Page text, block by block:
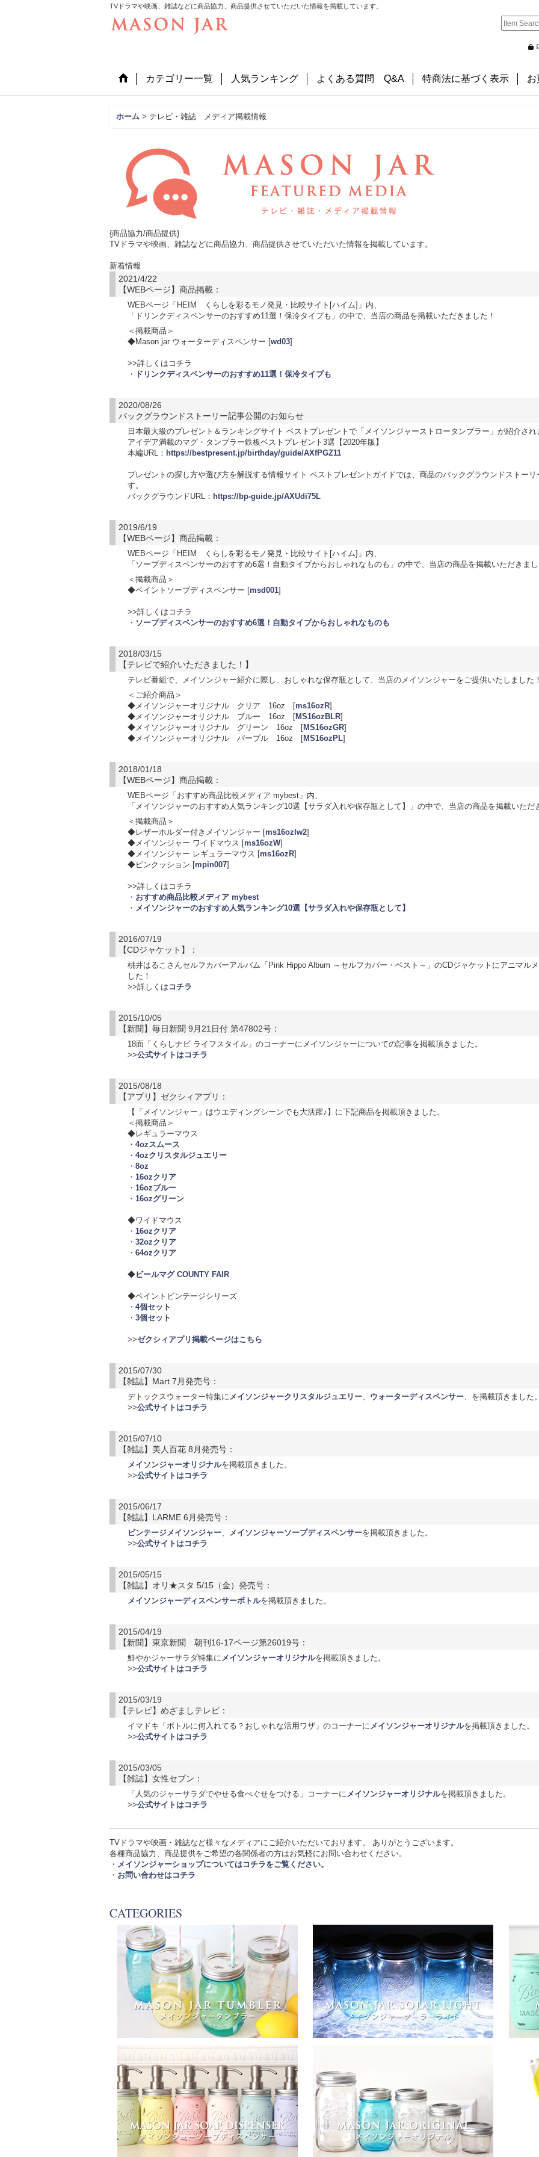
TVドラマや映画、雑誌などに商品協力、商品提供させていただいた情報を掲載しています。
カテゴリー一覧 人気ランキング よくある質問 Q&A 特商法に基づく表示 お
ホーム > テレビ・雑誌 メディア掲載情報
{商品協力/商品提供}
TVドラマや映画、雑誌などに商品協力、商品提供させていただいた情報を掲載しています。
新着情報
2021/4/22
【WEBページ】商品掲載：
WEBページ「HEIM くらしを彩るモノ発見・比較サイト[ハイム]」内、
「ドリンクディスペンサーのおすすめ11選！保冷タイプも」の中で、当店の商品を掲載いただきました！
＜掲載商品＞
◆Mason jar ウォーターディスペンサー [wd03]
>>詳しくはコチラ
・
ドリンクディスペンサーのおすすめ11選！保冷タイプも
2020/08/26
バックグラウンドストーリー記事公開のお知らせ
日本最大級のプレゼント＆ランキングサイト ベストプレゼントで「メイソンジャーストロータンブラー」が紹介され
アイデア満載のマグ・タンブラー鉄板ベストプレゼント3選【2020年版】
本編URL： https://bestpresent.jp/birthday/guide/AXfPGZ11
プレゼントの探し方や選び方を解説する情報サイト ベストプレゼントガイドでは、商品のバックグラウンドストー
す。
バックグラウンドURL： https://bp-guide.jp/AXUdi75L
2019/6/19
【WEBページ】商品掲載：
WEBページ「HEIM くらしを彩るモノ発見・比較サイト[ハイム]」内、
「ソープディスペンサーのおすすめ6選！自動タイプからおしゃれなものも」の中で、当店の商品を掲載いただきま
＜掲載商品＞
◆ペイントソープディスペンサー [msd001]
>>詳しくはコチラ
・ ソープディスペンサーのおすすめ6選！自動タイプからおしゃれなものも
2018/03/15
【テレビで紹介いただきました！】
テレビ番組で、メイソンジャー紹介に際し、おしゃれな保存瓶として、当店のメイソンジャーをご提供いたしました
＜ご紹介商品＞
◆メイソンジャーオリジナル クリア 16oz [ms16ozR]
◆メイソンジャーオリジナル ブルー 16oz [MS16ozBLR]
◆メイソンジャーオリジナル グリーン 16oz [MS16ozGR]
◆メイソンジャーオリジナル パープル 16oz [MS16ozPL]
2018/01/18
【WEBページ】商品掲載：
WEBページ「おすすめ商品比較メディア mybest」内、
「メイソンジャーのおすすめ人気ランキング10選【サラダ入れや保存瓶として】」の中で、当店の商品を掲載いただ
＜掲載商品＞
◆レザーホルダー付きメイソンジャー [ms16ozlw2]
◆メイソンジャー ワイドマウス [ms16ozW]
◆メイソンジャー レギュラーマウス [ms16ozR]
◆ピンクッション [mpin007]
>>詳しくはコチラ
・ おすすめ商品比較メディア mybest
・ メイソンジャーのおすすめ人気ランキング10選【サラダ入れや保存瓶として】
2016/07/19
【CDジャケット】：
桃井はるこさんセルフカバーアルバム「Pink Hippo Album ～セルフカバー・ベスト～」のCDジャケットにアニマル
した！
>>詳しくは コチラ
2015/10/05
【新聞】毎日新聞 9月21日付 第47802号：
18面「くらしナビ ライフスタイル」のコーナーにメイソンジャーについての記事を掲載頂きました。
>>公式サイトはコチラ
2015/08/18
【アプリ】ゼクシィアプリ：
【「メイソンジャー」はウエディングシーンでも大活躍♪】に下記商品を掲載頂きました。
＜掲載商品＞
◆レギュラーマウス
・ 4ozスムース
・ 4ozクリスタルジュエリー
・ 8oz
・ 16ozクリア
・ 16ozブルー
・ 16ozグリーン
◆ワイドマウス
・ 16ozクリア
・ 32ozクリア
・ 64ozクリア
◆ビールマグ COUNTY FAIR
◆ペイントビンテージシリーズ
・ 4個セット
・ 3個セット
>>ゼクシィアプリ掲載ページはこちら
2015/07/30
【雑誌】Mart 7月発売号：
デトックスウォーター特集にメイソンジャークリスタルジュエリー、 ウォーターディスペンサー、を掲載頂きました
>>公式サイトはコチラ
2015/07/10
【雑誌】美人百花 8月発売号：
メイソンジャーオリジナルを掲載頂きました。
>>公式サイトはコチラ
2015/06/17
【雑誌】LARME 6月発売号：
ビンテージメイソンジャー、 メイソンジャーソープディスペンサーを掲載頂きました。
>>公式サイトはコチラ
2015/05/15
【雑誌】オリ★スタ 5/15（金）発売号：
メイソンジャーディスペンサーボトルを掲載頂きました。
2015/04/19
【新聞】東京新聞 朝刊16-17ページ第26019号：
鮮やかジャーサラダ特集にメイソンジャーオリジナルを掲載頂きました。
>>公式サイトはコチラ
2015/03/19
【テレビ】めざましテレビ：
イマドキ「ボトルに何入れてる？おしゃれな活用ワザ」のコーナーにメイソンジャーオリジナルを掲載頂きました。
>>公式サイトはコチラ
2015/03/05
【雑誌】女性セブン：
「人気のジャーサラダでやせる食べぐせをつける」コーナーにメイソンジャーオリジナルを掲載頂きました。
>>公式サイトはコチラ
TVドラマや映画・雑誌など様々なメディアにご紹介いただいております。 ありがとうございます。
各種商品協力、商品提供をご希望の各関係者の方はお気軽にお問い合わせください。
・ メイソンジャーショップについてはコチラをご覧ください。
・ お問い合わせはコチラ
CATEGORIES